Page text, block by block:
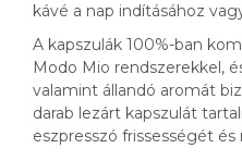
kávé a nap indításához
A kapszulák 100%-ban
Modo Mio rendszerekkel,
valamint állandó aromát
darab lezárt kapszulát
eszpresszó frissességét